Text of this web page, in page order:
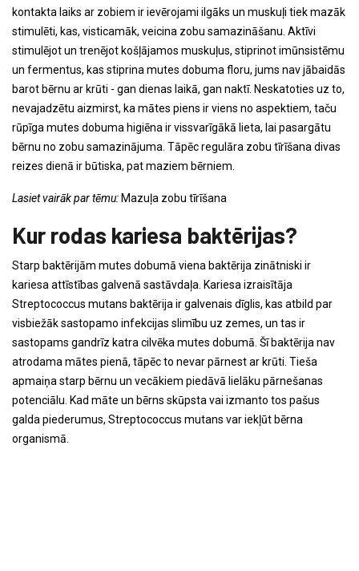
kontakta laiks ar zobiem ir ievērojami ilgāks un muskuļi tiek mazāk
stimulēti, kas, visticamāk, veicina zobu samazināšanu. Aktīvi
stimulējot un trenējot košļājamos muskuļus, stiprinot imūnsistēmu
un fermentus, kas stiprina mutes dobuma floru, jums nav jābaidās
barot bērnu ar krūti - gan dienas laikā, gan naktī. Neskatoties uz to,
nevajadzētu aizmirst, ka mātes piens ir viens no aspektiem, taču
rūpīga mutes dobuma higiēna ir vissvarīgākā lieta, lai pasargātu
bērnu no zobu samazinājuma. Tāpēc regulāra zobu tīrīšana divas
reizes dienā ir būtiska, pat maziem bērniem.
Lasiet vairāk par tēmu: Mazuļa zobu tīrīšana
Kur rodas kariesa baktērijas?
Starp baktērijām mutes dobumā viena baktērija zinātniski ir
kariesa attīstības galvenā sastāvdaļa. Kariesa izraisītāja
Streptococcus mutans baktērija ir galvenais dīglis, kas atbild par
visbiežāk sastopamo infekcijas slimību uz zemes, un tas ir
sastopams gandrīz katra cilvēka mutes dobumā. Šī baktērija nav
atrodama mātes pienā, tāpēc to nevar pārnest ar krūti. Tieša
apmaiņa starp bērnu un vecākiem piedāvā lielāku pārnešanas
potenciālu. Kad māte un bērns skūpsta vai izmanto tos pašus
galda piederumus, Streptococcus mutans var iekļūt bērna
organismā.